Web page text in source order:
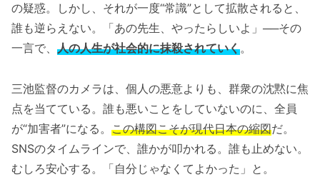
の疑惑。しかし、それが一度“常識”として拡散されると、
誰も逆らえない。「あの先生、やったらしいよ」──その
一言で、 人の人生が社会的に抹殺されていく。
三池監督のカメラは、個人の悪意よりも、群衆の沈黙に焦
点を当てている。誰も悪いことをしていないのに、全員
が“加害者”になる。 この構図こそが現代日本の縮図だ。
SNSのタイムラインで、誰かが叩かれる。誰も止めない。
むしろ安心する。「自分じゃなくてよかった」と。